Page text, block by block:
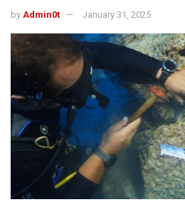
by Admin0t January 31, 2025